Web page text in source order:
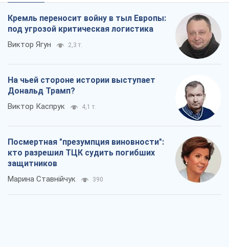
Кремль переносит войну в тыл Европы:
под угрозой критическая логистика
Виктор Ягун 2,3 т.
На чьей стороне истории выступает
Дональд Трамп?
Виктор Каспрук 4,1 т.
Посмертная "презумпция виновности":
кто разрешил ТЦК судить погибших
защитников
Марина Ставнійчук 390